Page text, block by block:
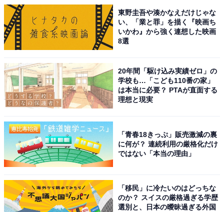
東野圭吾や湊かなえだけじゃな
い、「業と罪」を描く『映画ち
いかわ』から強く連想した映画
8選
20年間「駆け込み実績ゼロ」の
学校も…「こども110番の家」
は本当に必要？ PTAが直面する
理想と現実
「青春18きっぷ」販売激減の裏
に何が？ 連続利用の厳格化だけ
ではない「本当の理由」
「移民」に冷たいのはどっちな
のか？ スイスの厳格過ぎる学歴
選別と、日本の曖昧過ぎる外国